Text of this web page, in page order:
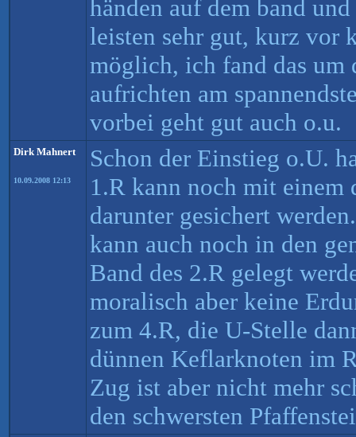
händen auf dem band
leisten sehr gut, kurz vor
möglich, ich fand das um
aufrichten am
vorbei geht gut auch o.u.
Dirk Mahnert
10.09.2008 12:13
Schon der Einstieg o.U.
1.R kann noch mit
darunter gesichert
kann auch noch in den
Band des 2.R gelegt
moralisch aber keine
zum 4.R, die U-Stelle
dünnen Keflarknoten im
Zug ist aber nicht mehr
den schwersten